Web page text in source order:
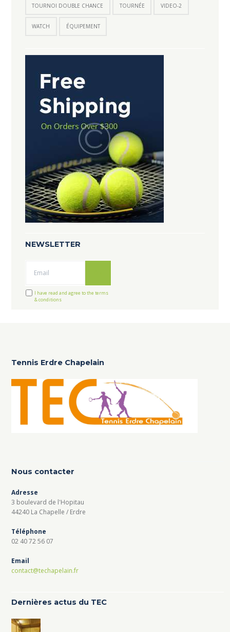
TOURNOI DOUBLE CHANCE TOURNÉE VIDEO-2
WATCH ÉQUIPEMENT
NEWSLETTER
I have read and agree to the terms
& conditions
Tennis Erdre Chapelain
Nous contacter
Adresse
3 boulevard de l'Hopitau
44240 La Chapelle / Erdre
Téléphone
02 40 72 56 07
Email
contact@techapelain.fr
Dernières actus du TEC